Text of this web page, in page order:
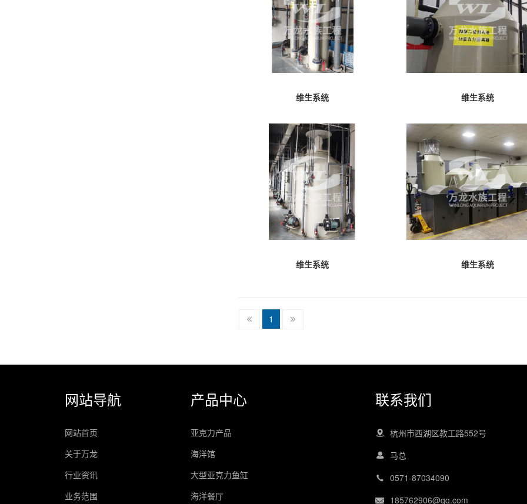
维生系统 维生系统
维生系统 维生系统
1
网站导航
网站首页
关于万龙
行业资讯
业务范围
产品中心
亚克力产品
海洋馆
大型亚克力鱼缸
海洋餐厅
联系我们
杭州市西湖区教工路552号
马总
0571-87034090
185762906@qq.com